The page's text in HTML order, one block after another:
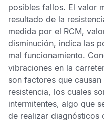
posibles fallos. El valor
resultado de la
medida por el RCM,
disminución, indica las
mal funcionamiento.
vibraciones en la
son factores que
resistencia, los cuales
intermitentes, algo que
de realizar diagnósticos